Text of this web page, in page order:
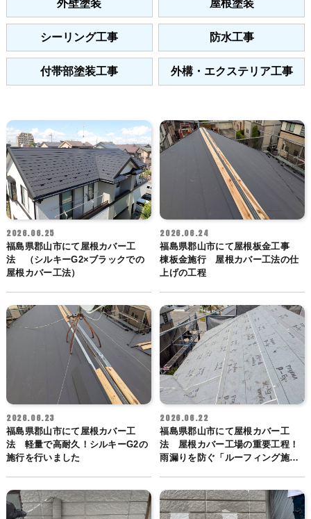
外壁塗装 屋根塗装
シーリング工事 防水工事
付帯部塗装工事 外構・エクステリア工事
2026.06.25
福島県郡山市にて屋根カバー工
法 （シルキーG2×ブラックでの
屋根カバー工法）
2026.06.24
福島県郡山市にて屋根板金工事
棟板金施行 屋根カバー工法の仕
上げの工程
2026.06.23
福島県郡山市にて屋根カバー工
法 軽量で高耐久！シルキーG2の
施行を行いました
2026.06.22
福島県郡山市にて屋根カバー工
法 屋根カバー工場の重要工程！
雨漏りを防ぐ「ルーフィング施